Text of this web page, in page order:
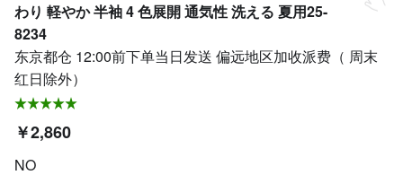
わり 軽やか 半袖 4 色展開 通気性 洗える 夏用25-
8234
东京都仓 12:00前下单当日发送 偏远地区加收派费（ 周末
红日除外）
￥2,860
NO